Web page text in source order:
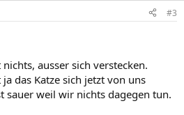
#3
ausser sich verstecken.
das Katze sich jetzt von uns
sauer weil wir nichts dagegen tun.